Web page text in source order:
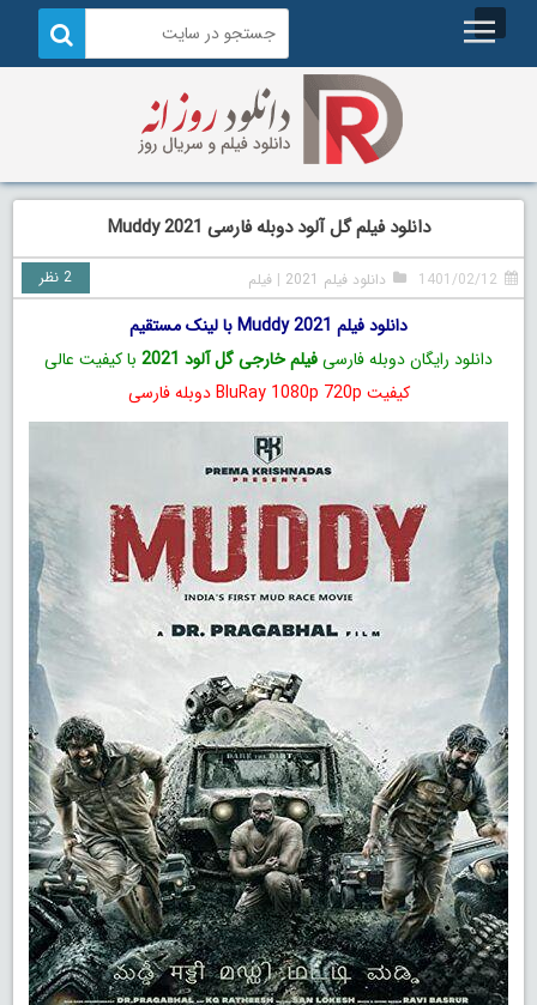
دانلود فیلم گل آلود دوبله فارسی Muddy 2021
1401/02/12 دانلود فیلم 2021 |فیلم 2 نظر
دانلود فیلم Muddy 2021 با لینک مستقیم
دانلود رایگان دوبله فارسیفیلم خارجی گل آلود 2021
با کیفیت عالی
کیفیت BluRay 1080p 720p دوبله فارسی